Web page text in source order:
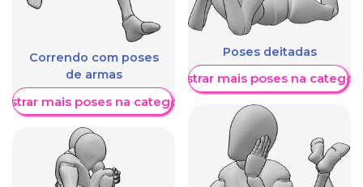
Correndo com poses
de armas
mais poses na categoria
Poses deitadas
Mostrar mais poses na